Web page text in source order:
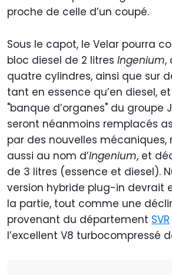
proche de celle d’un coupé.
Sous le capot, le Velar pourra
bloc diesel de 2 litres Ingenium,
quatre cylindres, ainsi que sur
tant en essence qu’en diesel,
"banque d’organes" du groupe
seront néanmoins remplacés
par des nouvelles mécaniques,
aussi au nom d’Ingenium, et
de 3 litres (essence et diesel).
version hybride plug-in devrait
la partie, tout comme une
provenant du département SVR
l’excellent V8 turbocompressé